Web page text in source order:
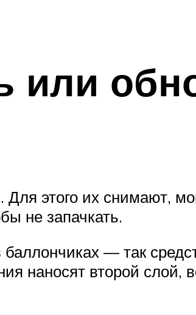
или
этого их снимают,
не запачкать.
— так
наносят второй слой,